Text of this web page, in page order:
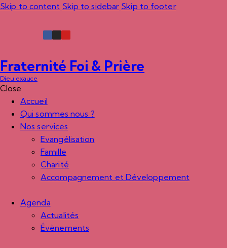
Skip to content Skip to sidebar Skip to footer
Fraternité Foi & Prière
Dieu exauce
Close
Accueil
Qui sommes nous ?
Nos services
Evangélisation
Famille
Charité
Accompagnement et Développement
Agenda
Actualités
Évènements